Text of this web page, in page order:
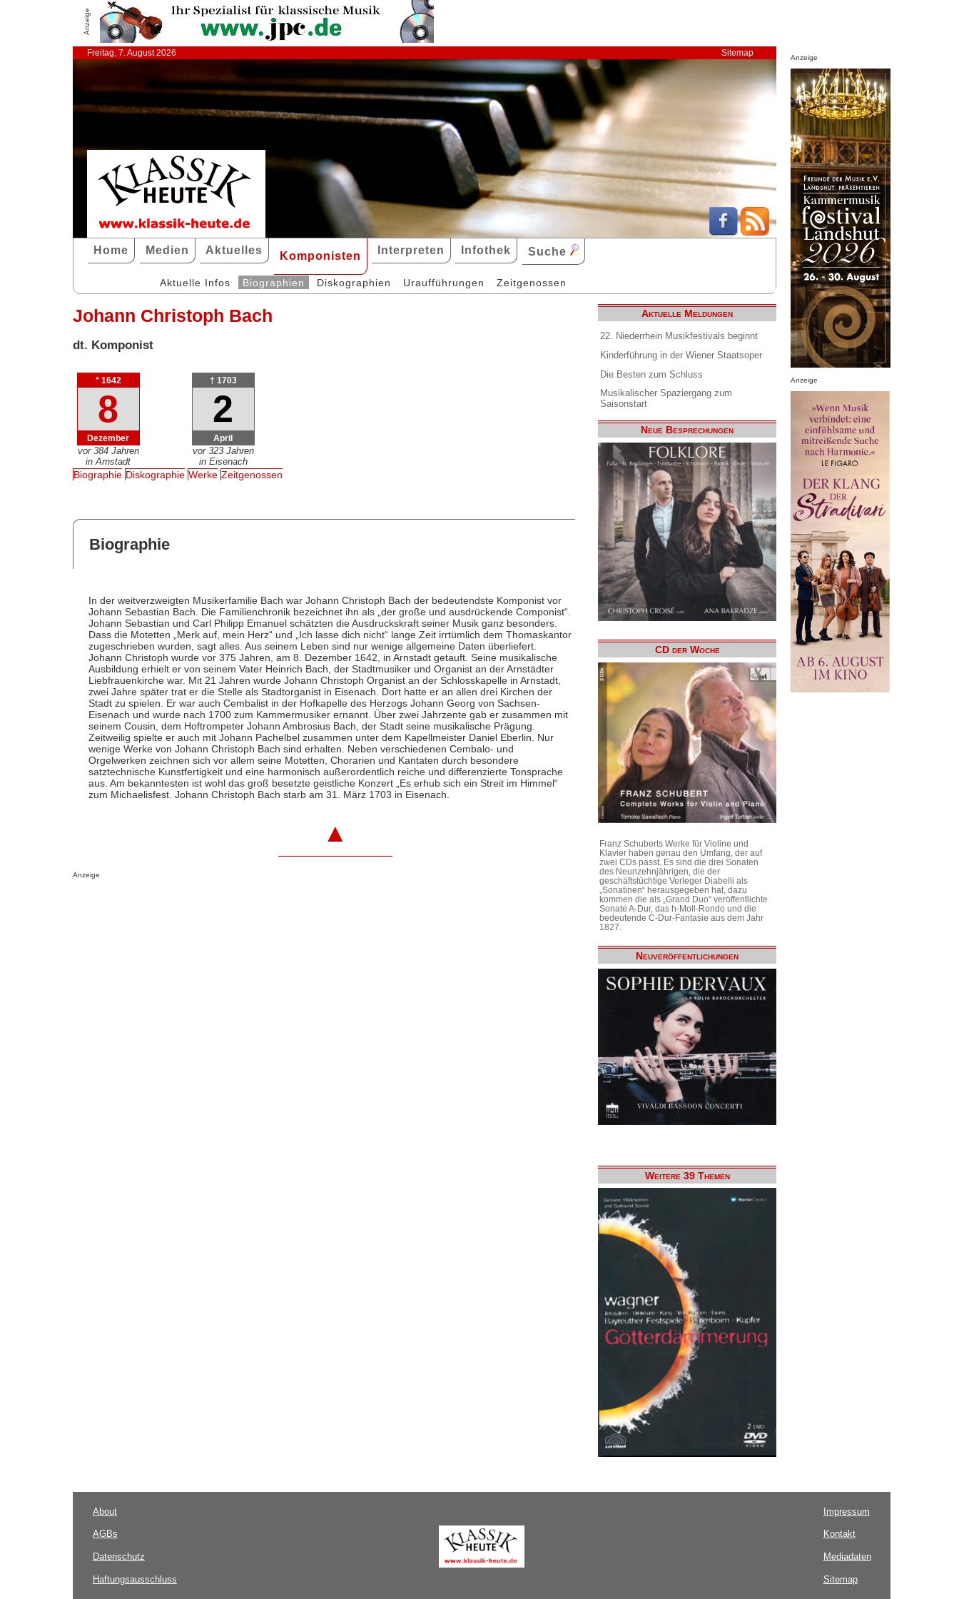
Anzeige
Freitag, 7. August 2026 Sitemap
Home Medien Aktuelles Komponisten Interpreten Infothek Suche
Aktuelle Infos Biographien Diskographien Uraufführungen Zeitgenossen
Johann Christoph Bach
dt. Komponist
* 1642
8
Dezember
vor 384 Jahren
in Arnstadt
† 1703
2
April
vor 323 Jahren
in Eisenach
Biographie Diskographie Werke Zeitgenossen
Biographie
In der weitverzweigten Musikerfamilie Bach war Johann Christoph Bach der bedeutendste Komponist vor
Johann Sebastian Bach. Die Familienchronik bezeichnet ihn als „der große und ausdrückende Componist“.
Johann Sebastian und Carl Philipp Emanuel schätzten die Ausdruckskraft seiner Musik ganz besonders.
Dass die Motetten „Merk auf, mein Herz“ und „Ich lasse dich nicht“ lange Zeit irrtümlich dem Thomaskantor
zugeschrieben wurden, sagt alles. Aus seinem Leben sind nur wenige allgemeine Daten überliefert.
Johann Christoph wurde vor 375 Jahren, am 8. Dezember 1642, in Arnstadt getauft. Seine musikalische
Ausbildung erhielt er von seinem Vater Heinrich Bach, der Stadtmusiker und Organist an der Arnstädter
Liebfrauenkirche war. Mit 21 Jahren wurde Johann Christoph Organist an der Schlosskapelle in Arnstadt,
zwei Jahre später trat er die Stelle als Stadtorganist in Eisenach. Dort hatte er an allen drei Kirchen der
Stadt zu spielen. Er war auch Cembalist in der Hofkapelle des Herzogs Johann Georg von Sachsen-
Eisenach und wurde nach 1700 zum Kammermusiker ernannt. Über zwei Jahrzente gab er zusammen mit
seinem Cousin, dem Hoftrompeter Johann Ambrosius Bach, der Stadt seine musikalische Prägung.
Zeitweilig spielte er auch mit Johann Pachelbel zusammen unter dem Kapellmeister Daniel Eberlin. Nur
wenige Werke von Johann Christoph Bach sind erhalten. Neben verschiedenen Cembalo- und
Orgelwerken zeichnen sich vor allem seine Motetten, Chorarien und Kantaten durch besondere
satztechnische Kunstfertigkeit und eine harmonisch außerordentlich reiche und differenzierte Tonsprache
aus. Am bekanntesten ist wohl das groß besetzte geistliche Konzert „Es erhub sich ein Streit im Himmel“
zum Michaelisfest. Johann Christoph Bach starb am 31. März 1703 in Eisenach.
▲
Anzeige
Aktuelle Meldungen
22. Niederrhein Musikfestivals beginnt
Kinderführung in der Wiener Staatsoper
Die Besten zum Schluss
Musikalischer Spaziergang zum
Saisonstart
Neue Besprechungen
CD der Woche
Franz Schuberts Werke für Violine und
Klavier haben genau den Umfang, der auf
zwei CDs passt. Es sind die drei Sonaten
des Neunzehnjährigen, die der
geschäftstüchtige Verleger Diabelli als
„Sonatinen“ herausgegeben hat, dazu
kommen die als „Grand Duo“ veröffentlichte
Sonate A-Dur, das h-Moll-Rondo und die
bedeutende C-Dur-Fantasie aus dem Jahr
1827.
Neuveröffentlichungen
Weitere 39 Themen
Anzeige
Anzeige
About
AGBs
Datenschutz
Haftungsausschluss
Impressum
Kontakt
Mediadaten
Sitemap